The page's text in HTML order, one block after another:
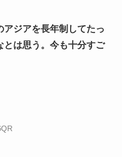
ジアを長年制してたっ
とは思う。今も十分すご